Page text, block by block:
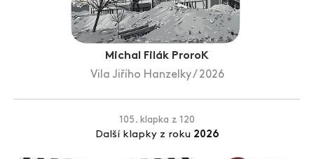
Zlín Film Festival
Michal Filák ProroK
Vila Jiřího Hanzelky / 2026
105. klapka z 120
Další klapky z roku 2026